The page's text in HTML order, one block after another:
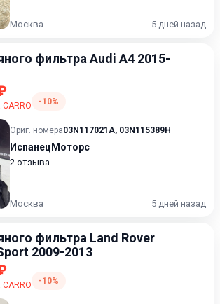
Москва 5 дней назад
фильтра Audi A4 2015-
-10%
Ориг. номера03N117021A, 03N115389H
ИспанецМоторс
2 отзыва
Москва 5 дней назад
фильтра Land Rover
2009-2013
-10%